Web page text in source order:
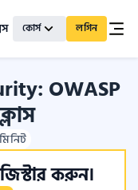
কোর্স লগিন
OWASP
করুন।